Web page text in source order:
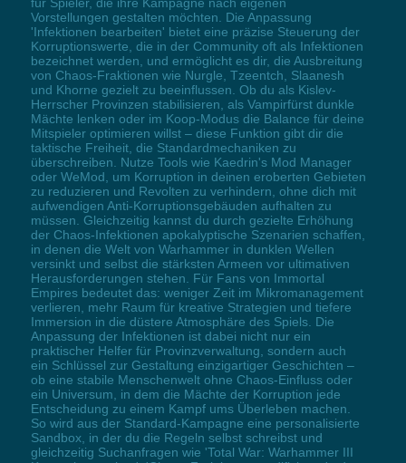
für Spieler, die ihre Kampagne nach eigenen
Vorstellungen gestalten möchten. Die Anpassung
'Infektionen bearbeiten' bietet eine präzise Steuerung der
Korruptionswerte, die in der Community oft als Infektionen
bezeichnet werden, und ermöglicht es dir, die Ausbreitung
von Chaos-Fraktionen wie Nurgle, Tzeentch, Slaanesh
und Khorne gezielt zu beeinflussen. Ob du als Kislev-
Herrscher Provinzen stabilisieren, als Vampirfürst dunkle
Mächte lenken oder im Koop-Modus die Balance für deine
Mitspieler optimieren willst – diese Funktion gibt dir die
taktische Freiheit, die Standardmechaniken zu
überschreiben. Nutze Tools wie Kaedrin's Mod Manager
oder WeMod, um Korruption in deinen eroberten Gebieten
zu reduzieren und Revolten zu verhindern, ohne dich mit
aufwendigen Anti-Korruptionsgebäuden aufhalten zu
müssen. Gleichzeitig kannst du durch gezielte Erhöhung
der Chaos-Infektionen apokalyptische Szenarien schaffen,
in denen die Welt von Warhammer in dunklen Wellen
versinkt und selbst die stärksten Armeen vor ultimativen
Herausforderungen stehen. Für Fans von Immortal
Empires bedeutet das: weniger Zeit im Mikromanagement
verlieren, mehr Raum für kreative Strategien und tiefere
Immersion in die düstere Atmosphäre des Spiels. Die
Anpassung der Infektionen ist dabei nicht nur ein
praktischer Helfer für Provinzverwaltung, sondern auch
ein Schlüssel zur Gestaltung einzigartiger Geschichten –
ob eine stabile Menschenwelt ohne Chaos-Einfluss oder
ein Universum, in dem die Mächte der Korruption jede
Entscheidung zu einem Kampf ums Überleben machen.
So wird aus der Standard-Kampagne eine personalisierte
Sandbox, in der du die Regeln selbst schreibst und
gleichzeitig Suchanfragen wie 'Total War: Warhammer III